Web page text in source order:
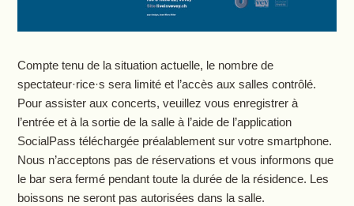
Compte tenu de la situation actuelle, le nombre de
spectateur·rice·s sera limité et l’accès aux salles contrôlé.
Pour assister aux concerts, veuillez vous enregistrer à
l’entrée et à la sortie de la salle à l’aide de l’application
SocialPass téléchargée préalablement sur votre smartphone.
Nous n’acceptons pas de réservations et vous informons que
le bar sera fermé pendant toute la durée de la résidence. Les
boissons ne seront pas autorisées dans la salle.